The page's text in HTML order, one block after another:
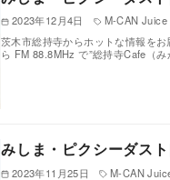
2023年12月4日
M-CAN Juice
茨木市総持寺からホットな情報を
ら FM 88.8MHz で”総持寺Cafe（み
みしま・ピクシーダス
2023年11月25日
M-CAN